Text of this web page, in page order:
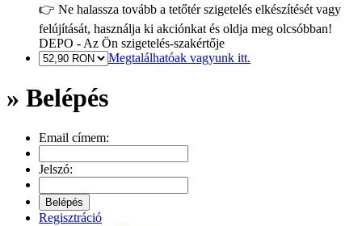
👉 Ne halassza tovább a tetőtér szigetelés elkészítését vagy
felújítását, használja ki akciónkat és oldja meg olcsóbban!
DEPO - Az Ön szigetelés-szakértője
Megtalálhatóak vagyunk itt.
» Belépés
Email címem:
Jelszó:
Regisztráció